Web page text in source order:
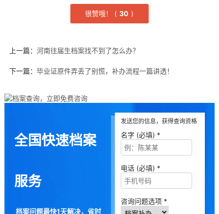
很赞哦！ ( 30 )
上一篇： 河南往届生档案找不到了怎么办？
下一篇： 毕业证原件弄丢了别慌，补办流程一篇讲透！
全国快速档案
服务
档案问题最快1天解决，省时
发送您的信息，获得查询资格
名字 (必填) *
电话 (必填) *
咨询问题选项 *